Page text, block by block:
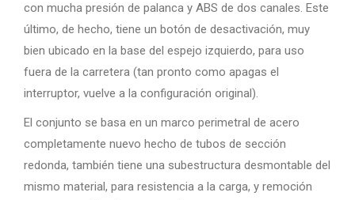
con mucha presión de palanca y ABS de dos canales. Este
último, de hecho, tiene un botón de desactivación, muy
bien ubicado en la base del espejo izquierdo, para uso
fuera de la carretera (tan pronto como apagas el
interruptor, vuelve a la configuración original).
El conjunto se basa en un marco perimetral de acero
completamente nuevo hecho de tubos de sección
redonda, también tiene una subestructura desmontable del
mismo material, para resistencia a la carga, y remoción